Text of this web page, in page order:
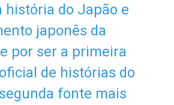
história do Japão e
japonês da
por ser a primeira
de histórias do
fonte mais